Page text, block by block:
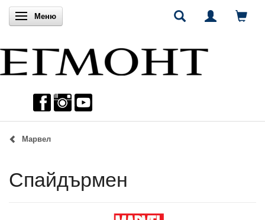
Включи навигацията
Меню
Марвел
Спайдърмен